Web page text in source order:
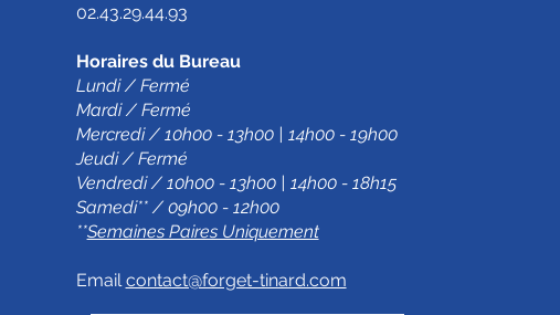
02.43.29.44.93
Horaires du Bureau
Lundi / Fermé
Mardi / Fermé
Mercredi / 10h00 - 13h00 | 14h00 - 19h00
Jeudi / Fermé
Vendredi / 10h00 - 13h00 | 14h00 - 18h15
Samedi** / 09h00 - 12h00
**Semaines Paires Uniquement
Emailcontact@forget-tinard.com